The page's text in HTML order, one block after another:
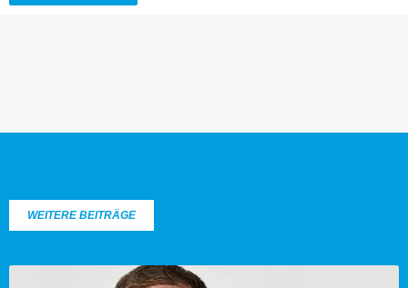
WEITERE BEITRÄGE